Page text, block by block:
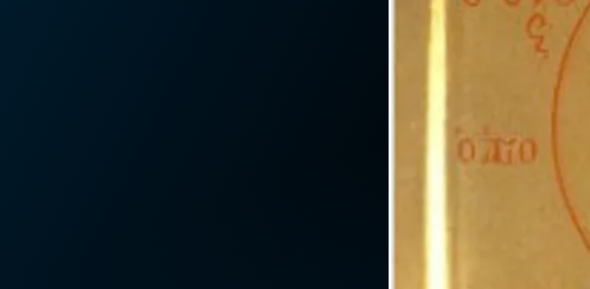
Avec Thérèse de Lisieux
L'Évangile chaque jour
Les premiers samedis